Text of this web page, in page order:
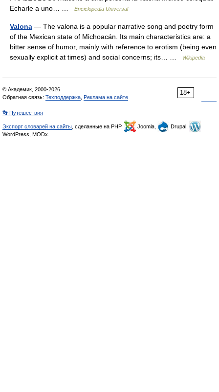
Echarle a uno… …
Enciclopedia Universal
Valona — The valona is a popular narrative song and poetry form
of the Mexican state of Michoacán. Its main characteristics are: a
bitter sense of humor, mainly with reference to erotism (being even
sexually explicit at times) and social concerns; its… …
Wikipedia
18+
© Академик, 2000-2026
Обратная связь: Техподдержка Реклама на сайте
👣 Путешествия
Экспорт словарей на сайты , сделанные на PHP, Joomla,
Drupal,
WordPress, MODx.